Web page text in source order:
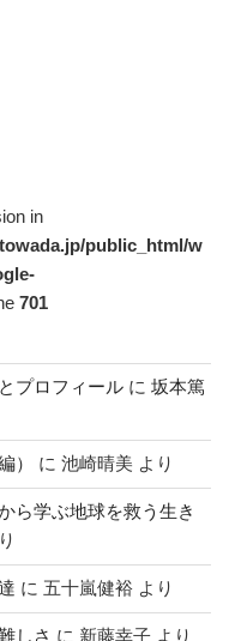
in
public_html/w
701
プロフィール に 坂本篤
） に 池崎晴美 より
ら学ぶ地球を救う生き
に 五十嵐健裕 より
しさ に 新藤幸子 より